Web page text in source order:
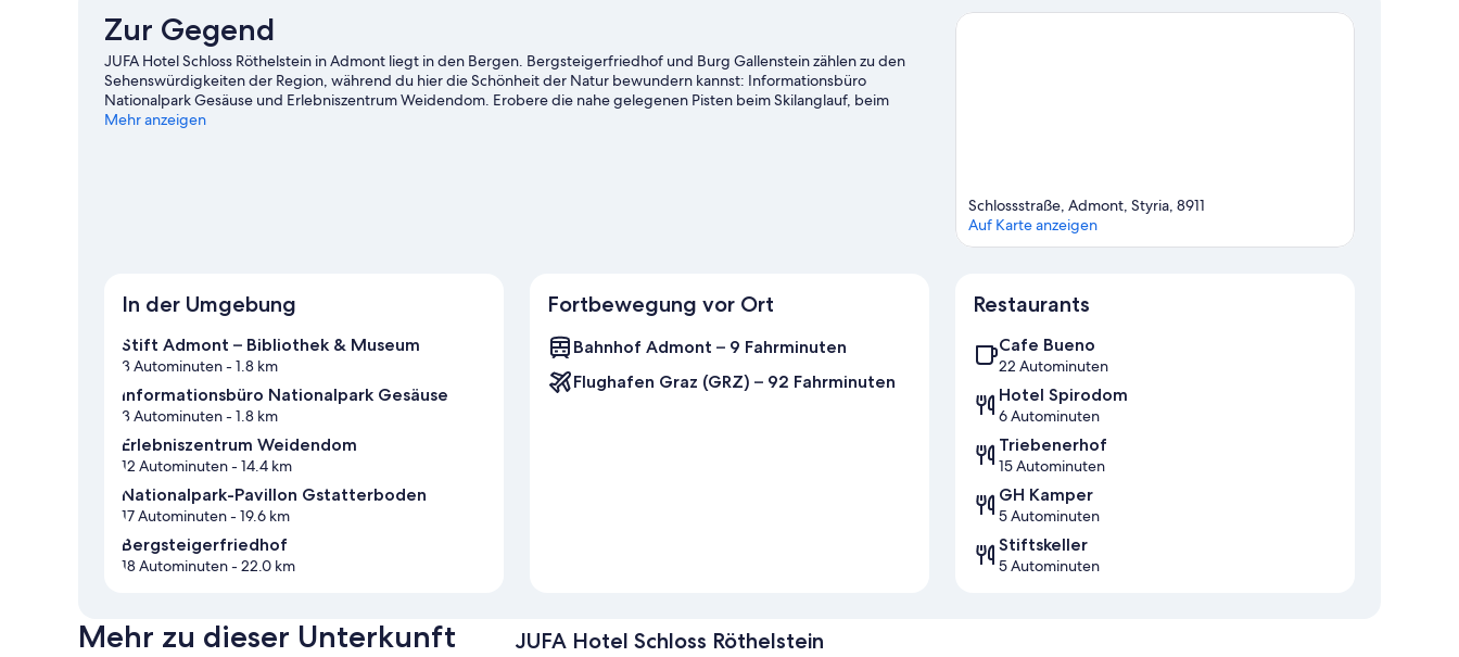
Zur Gegend
JUFA Hotel Schloss Röthelstein in Admont liegt in den Bergen. Bergsteigerfriedhof und Burg Gallenstein zählen zu den
Sehenswürdigkeiten der Region, während du hier die Schönheit der Natur bewundern kannst: Informationsbüro
Nationalpark Gesäuse und Erlebniszentrum Weidendom. Erobere die nahe gelegenen Pisten beim Skilanglauf, beim
Abfahrtslauf und beim Skifahren oder versuch dich an anderen Wintersportarten wie Schneeschuhwandern.
Mehr anzeigen
Schlossstraße, Admont, Styria, 8911
Auf Karte anzeigen
In der Umgebung
Stift Admont – Bibliothek & Museum
3 Autominuten- 1.8 km
Informationsbüro Nationalpark Gesäuse
3 Autominuten- 1.8 km
Erlebniszentrum Weidendom
12 Autominuten- 14.4 km
Nationalpark-Pavillon Gstatterboden
17 Autominuten- 19.6 km
Bergsteigerfriedhof
18 Autominuten- 22.0 km
Fortbewegung vor Ort
Bahnhof Admont – 9 Fahrminuten
Flughafen Graz (GRZ) – 92 Fahrminuten
Restaurants
Cafe Bueno
22 Autominuten
Hotel Spirodom
6 Autominuten
Triebenerhof
15 Autominuten
GH Kamper
5 Autominuten
Stiftskeller
5 Autominuten
Mehr zu dieser Unterkunft JUFA Hotel Schloss Röthelstein